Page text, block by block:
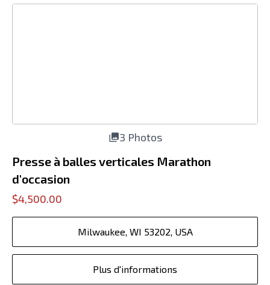
3 Photos
Presse à balles verticales Marathon
d'occasion
$4,500.00
Milwaukee, WI 53202, USA
Plus d'informations